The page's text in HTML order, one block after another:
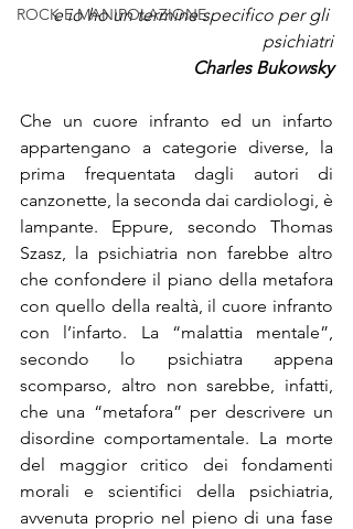
ROCK E MANIPOLAZIONE
e io ho un termine specifico per gli
psichiatri
Charles Bukowsky
Che un cuore infranto ed un infarto
appartengano a categorie diverse, la
prima frequentata dagli autori di
canzonette, la seconda dai cardiologi, è
lampante. Eppure, secondo Thomas
Szasz, la psichiatria non farebbe altro
che confondere il piano della metafora
con quello della realtà, il cuore infranto
con l’infarto. La “malattia mentale”,
secondo lo psichiatra appena
scomparso, altro non sarebbe, infatti,
che una “metafora” per descrivere un
disordine comportamentale. La morte
del maggior critico dei fondamenti
morali e scientifici della psichiatria,
avvenuta proprio nel pieno di una fase